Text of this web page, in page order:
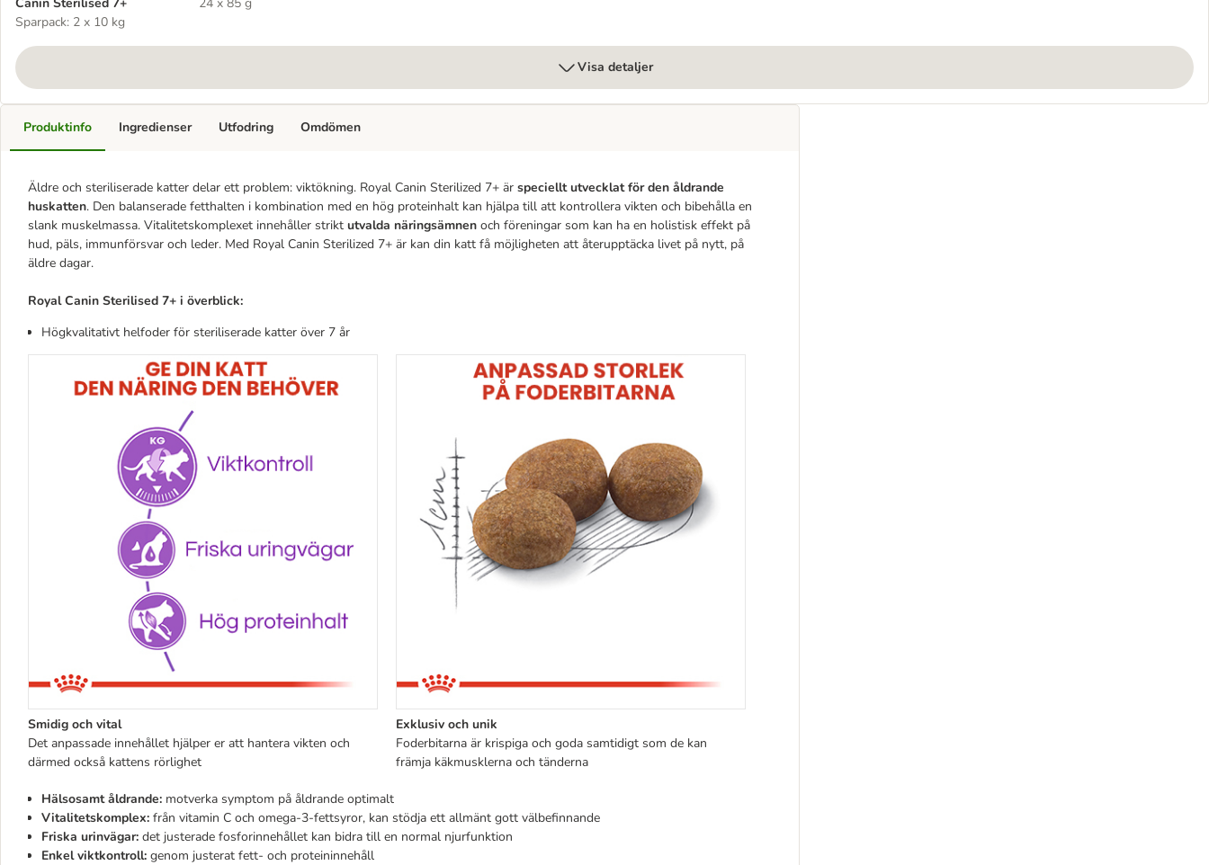
Sparpack: 2 x 10 kg
Visa detaljer
Produktinfo
Äldre och steriliserade katter delar ett problem: viktökning. Royal Canin Sterilized 7+ är speciellt utvecklat för den åldrande
huskatten. Den balanserade fetthalten i kombination med en hög proteinhalt kan hjälpa till att kontrollera vikten och bibehålla en
slank muskelmassa. Vitalitetskomplexet innehåller strikt utvalda näringsämnen och föreningar som kan ha en holistisk effekt på
hud, päls, immunförsvar och leder. Med Royal Canin Sterilized 7+ är kan din katt få möjligheten att återupptäcka livet på nytt, på
äldre dagar.
Royal Canin Sterilised 7+ i överblick:
Högkvalitativt helfoder för steriliserade katter över 7 år
Smidig och vital
Det anpassade innehållet hjälper er att hantera vikten och
därmed också kattens rörlighet
Exklusiv och unik
Foderbitarna är krispiga och goda samtidigt som de kan
främja käkmusklerna och tänderna
Hälsosamt åldrande: motverka symptom på åldrande optimalt
Vitalitetskomplex: från vitamin C och omega-3-fettsyror, kan stödja ett allmänt gott välbefinnande
Friska urinvägar: det justerade fosforinnehållet kan bidra till en normal njurfunktion
Enkel viktkontroll: genom justerat fett- och proteininnehåll
Ingredienser Utfodring Omdömen